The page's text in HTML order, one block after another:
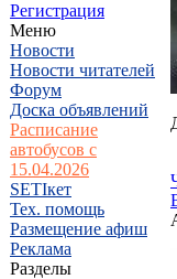
Регистрация
Меню
Новости
Новости читателей
Форум
Доска объявлений
Расписание
автобусов с
15.04.2026
SETIкет
Тех. помощь
Размещение афиш
Реклама
Разделы